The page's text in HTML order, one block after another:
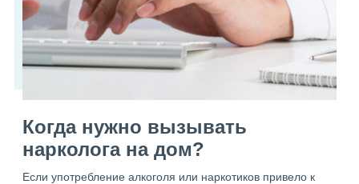
Когда нужно вызывать
нарколога на дом?
Если употребление алкоголя или наркотиков привело к